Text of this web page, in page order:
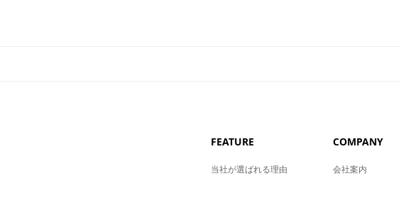
FEATURE
当社が選ばれる理由
COMPANY
会社案内